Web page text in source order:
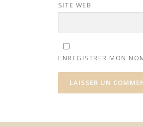
SITE WEB
ENREGISTRER MON